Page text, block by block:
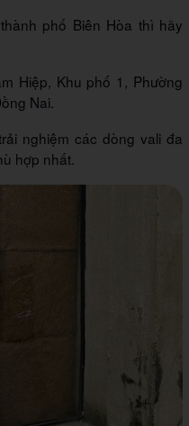
phố Biên Hòa thì hãy
Hiệp, Khu phố 1, Phường
Nai.
nghiệm các dòng vali đa
hợp nhất.